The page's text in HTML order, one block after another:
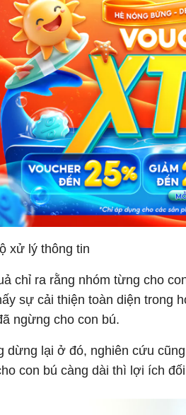
xử lý thông tin
chỉ ra rằng nhóm từng cho
sự cải thiện toàn diện trong
ngừng cho con bú.
dừng lại ở đó, nghiên cứu
con bú càng dài thì lợi ích